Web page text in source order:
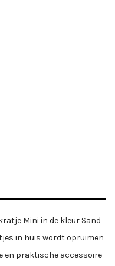
Mini in de kleur Sand
in huis wordt opruimen
en praktische accessoire